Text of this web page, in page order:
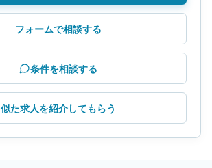
フォームで相談する
条件を相談する
似た求人を紹介してもらう